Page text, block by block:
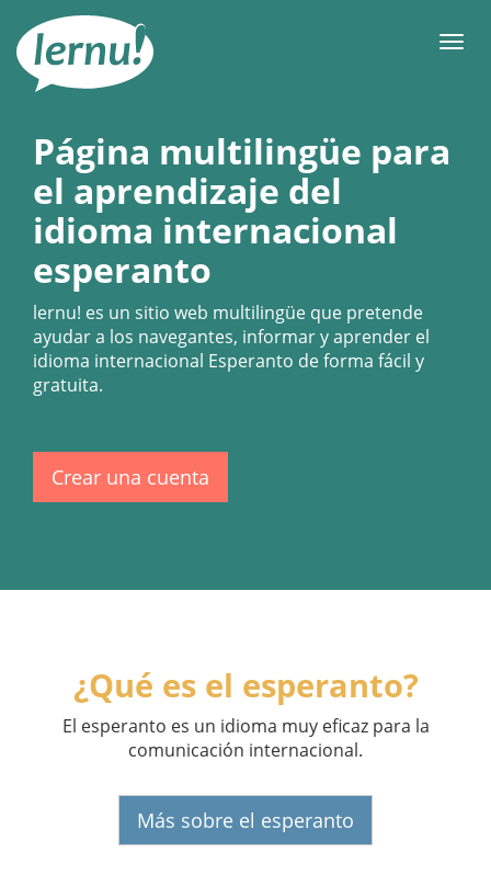
Página multilingüe para
el aprendizaje del
idioma internacional
esperanto
lernu! es un sitio web multilingüe que pretende
ayudar a los navegantes, informar y aprender el
idioma internacional Esperanto de forma fácil y
gratuita.
Crear una cuenta
¿Qué es el esperanto?
El esperanto es un idioma muy eficaz para la
comunicación internacional.
Más sobre el esperanto